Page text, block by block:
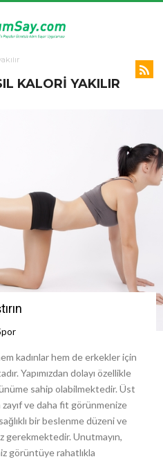
KALORI YAKILIR
kadınlar hem de erkekler için
Yapımızdan dolayı özellikle
sahip olabilmektedir. Üst
zayıf ve daha fit görünmenize
bir beslenme düzeni ve
gerekmektedir. Unutmayın,
görüntüye rahatlıkla